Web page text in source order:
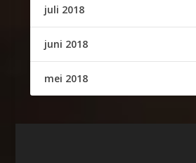
juli 2018
juni 2018
mei 2018